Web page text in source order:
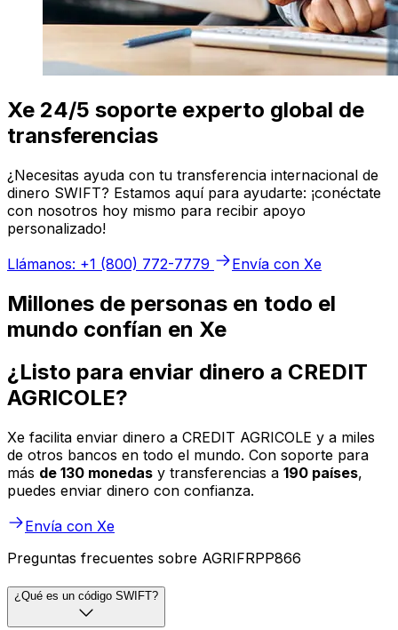
Xe 24/5 soporte experto global de
transferencias
¿Necesitas ayuda con tu transferencia internacional de
dinero SWIFT? Estamos aquí para ayudarte: ¡conéctate
con nosotros hoy mismo para recibir apoyo
personalizado!
Llámanos: +1 (800) 772-7779
Envía con Xe
Millones de personas en todo el
mundo confían en Xe
¿Listo para enviar dinero a CREDIT
AGRICOLE?
Xe facilita enviar dinero a CREDIT AGRICOLE y a miles
de otros bancos en todo el mundo. Con soporte para
más de 130 monedas y transferencias a 190 países,
puedes enviar dinero con confianza.
Envía con Xe
Preguntas frecuentes sobre AGRIFRPP866
¿Qué es un código SWIFT?